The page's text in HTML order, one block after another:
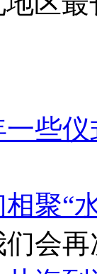
些仪
聚“
会